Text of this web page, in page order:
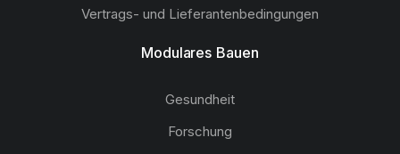
Vertrags- und Lieferantenbedingungen
Modulares Bauen
Gesundheit
Forschung